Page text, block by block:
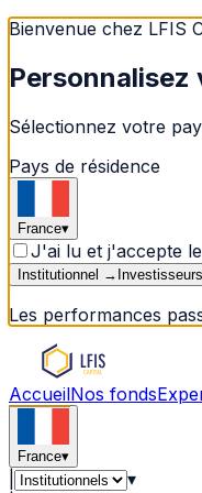
Bienvenue chez LFIS
Sélectionnez votre
Pays de résidence
France▾
J'ai lu et j'accepte
Institutionnel →
Les performances
AccueilNos fonds
France▾
▾